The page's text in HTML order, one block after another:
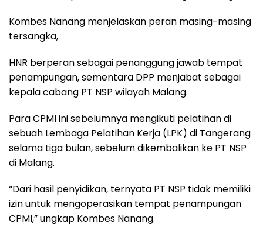
Kombes Nanang menjelaskan peran masing-masing
tersangka,
HNR berperan sebagai penanggung jawab tempat
penampungan, sementara DPP menjabat sebagai
kepala cabang PT NSP wilayah Malang.
Para CPMI ini sebelumnya mengikuti pelatihan di
sebuah Lembaga Pelatihan Kerja (LPK) di Tangerang
selama tiga bulan, sebelum dikembalikan ke PT NSP
di Malang.
“Dari hasil penyidikan, ternyata PT NSP tidak memiliki
izin untuk mengoperasikan tempat penampungan
CPMI,” ungkap Kombes Nanang.